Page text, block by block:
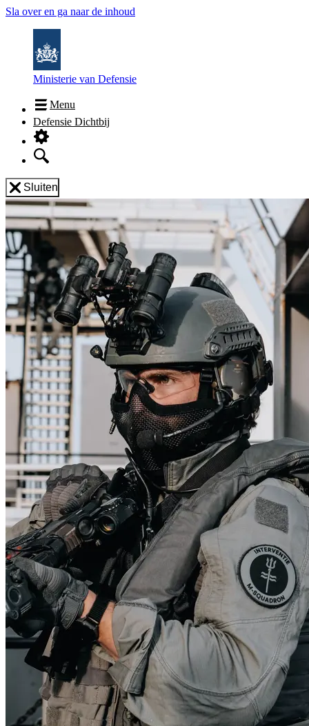
Sla over en ga naar de inhoud
Ministerie van Defensie
Menu
Defensie Dichtbij
Sluiten